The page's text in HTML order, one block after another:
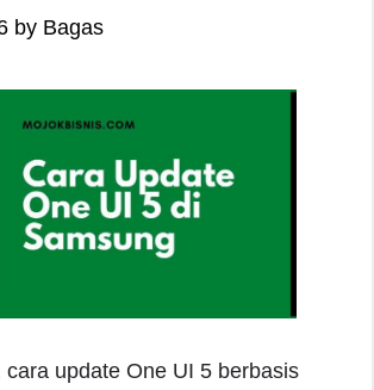
by Bagas
cara update One UI 5 berbasis